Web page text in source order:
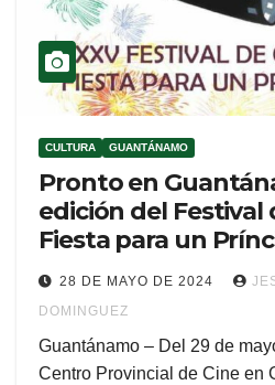
CULTURA GUANTÁNAMO
Pronto en
edición del Festival
Fiesta para un
28 DE MAYO DE 2024
DOMINGUEZ
Guantánamo – Del 29 de
Centro Provincial de Cine en